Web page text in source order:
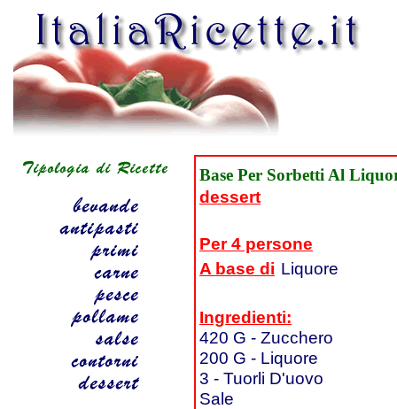
Base Per Sorbetti Al
dessert
Per 4 persone
A base di Liquore
Ingredienti:
420 G - Zucchero
200 G - Liquore
3 - Tuorli D'uovo
Sale